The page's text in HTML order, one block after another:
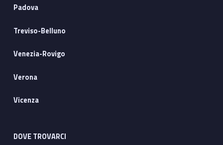
Padova
Treviso-Belluno
Venezia-Rovigo
Verona
Vicenza
DOVE TROVARCI